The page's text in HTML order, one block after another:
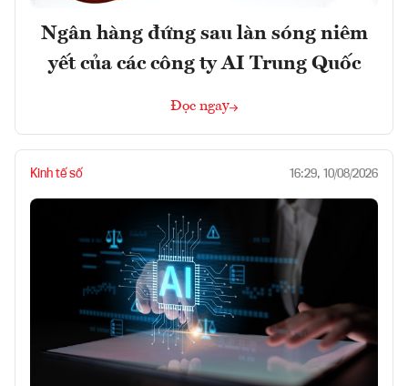
Ngân hàng đứng sau làn sóng niêm
yết của các công ty AI Trung Quốc
Đọc ngay
Kinh tế số 16:29, 10/08/2026